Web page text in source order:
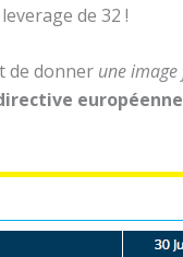
de 32 !
de donner une
européenne